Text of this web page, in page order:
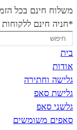
בכל הזמנה מעל 350 ש"ח!
ללקוחות החנות